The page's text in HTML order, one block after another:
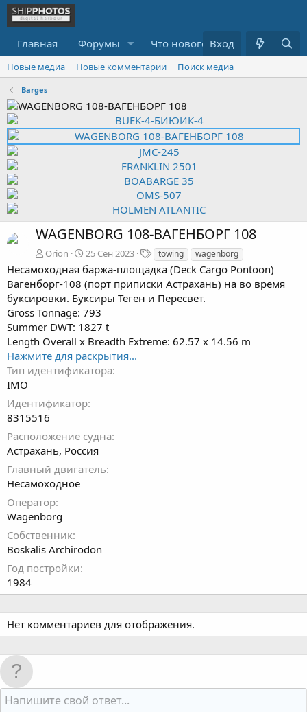
Главная Форумы Что нового? Медиа
Вход
Новые медиа Новые комментарии Поиск медиа
Barges
WAGENBORG 108-ВАГЕНБОРГ 108
Orion 25 Сен 2023
Т
е
г
и
towing wagenborg
Несамоходная баржа-площадка (Deck Cargo Pontoon)
Вагенборг-108 (порт приписки Астрахань) на во время
буксировки. Буксиры Теген и Пересвет.
Gross Tonnage: 793
Summer DWT: 1827 t
Length Overall x Breadth Extreme: 62.57 x 14.56 m
Нажмите для раскрытия...
Тип идентификатора
IMO
Идентификатор
8315516
Расположение судна
Астрахань, Россия
Главный двигатель
Несамоходное
Оператор
Wagenborg
Собственник
Boskalis Archirodon
Год постройки
1984
Нет комментариев для отображения.